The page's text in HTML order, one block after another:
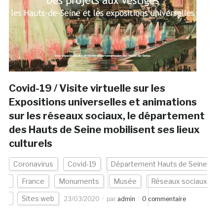
Covid-19 / Visite virtuelle sur les
Expositions universelles et animations
sur les réseaux sociaux, le département
des Hauts de Seine mobilisent ses lieux
culturels
Coronavirus Covid-19 Département Hauts de Seine
France Monuments Musée Réseaux sociaux
Sites web 23/03/2020 par admin 0 commentaire